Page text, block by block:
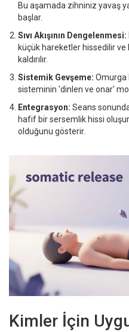
Bu aşamada zihniniz yavaş
başlar.
Sıvı Akışının Dengelenmesi:
küçük hareketler hissedilir
kaldırılır.
Sistemik Gevşeme: Omurga
sisteminin 'dinlen ve onar'
Entegrasyon: Seans
hafif bir sersemlik hissi
olduğunu gösterir.
Kimler İçin